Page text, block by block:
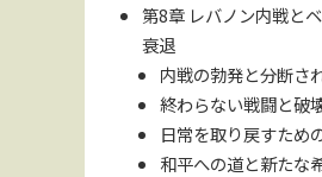
第8章 レバノン内戦と
衰退
内戦の勃発と分断さ
終わらない戦闘と破
日常を取り戻すため
和平への道と新たな